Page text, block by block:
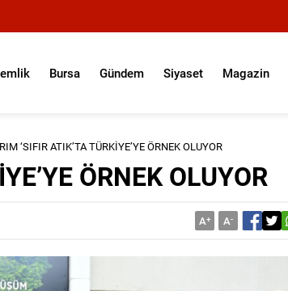
Bursa Gündem Siyaset Magazin
‘SIFIR ATIK’TA TÜRKİYE’YE ÖRNEK OLUYOR
ÖRNEK OLUYOR
A+ A-